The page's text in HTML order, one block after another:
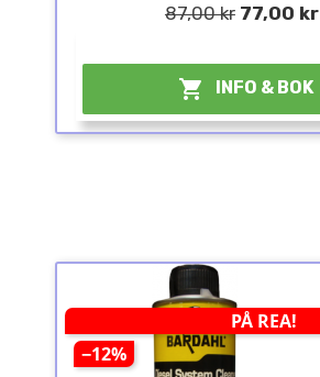
87,00 kr 77,00 kr
 INFO & BOK
PÅ REA!
−12%